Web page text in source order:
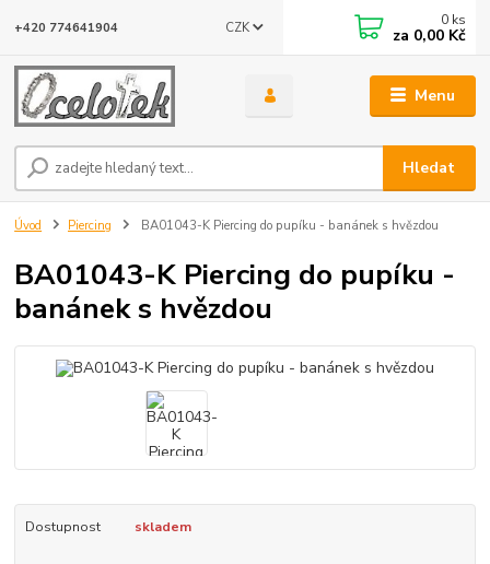
Menu
CZK
Hledat
+420 774641904 0 ks
za 0,00 Kč
Úvod Piercing BA01043-K Piercing do pupíku - banánek s hvězdou
BA01043-K Piercing do pupíku -
banánek s hvězdou
Dostupnost skladem